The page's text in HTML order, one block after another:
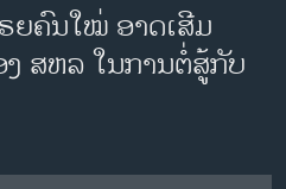
ລັດ 2024
ຍຄົນໃໝ່ ອາດເສີມ
ສຫລ ໃນການຕໍ່ສູ້ກັບ